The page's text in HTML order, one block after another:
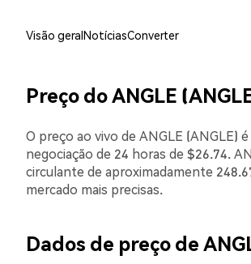
Visão geralNotíciasConverter
Preço do ANGLE
O preço ao vivo de ANGLE (ANGLE)
negociação de 24 horas de $26.74.
circulante de aproximadamente
mercado mais precisas.
Dados de preço de